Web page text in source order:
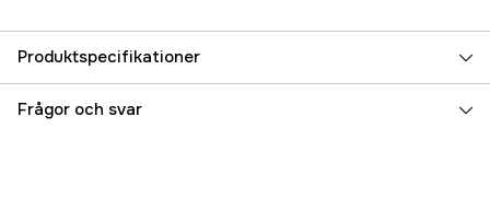
Produktspecifikationer
Referensnummer 5000070381
Frågor och svar